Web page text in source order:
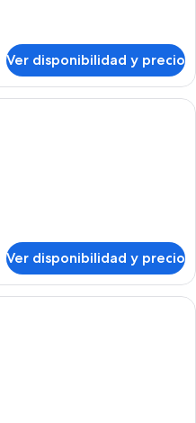
Ver disponibilidad y precio
Habitación de hotel con una cama
Ver disponibilidad y precio
Una habitación de hotel con cama,